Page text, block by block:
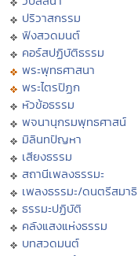
ปริวาสกรรม
ฟังสวดมนต์
คอร์สปฏิบัติธรรม
พระพุทธศาสนา
พระไตรปิฏก
หัวข้อธรรม
พจนานุกรมพุทธศาสน์
มิลินทปัญหา
เสียงธรรม
สถานีเพลงธรรมะ
เพลงธรรมะ/ดนตรีสมาธิ
ธรรมะปฏิบัติ
คลังแสงแห่งธรรม
บทสวดมนต์